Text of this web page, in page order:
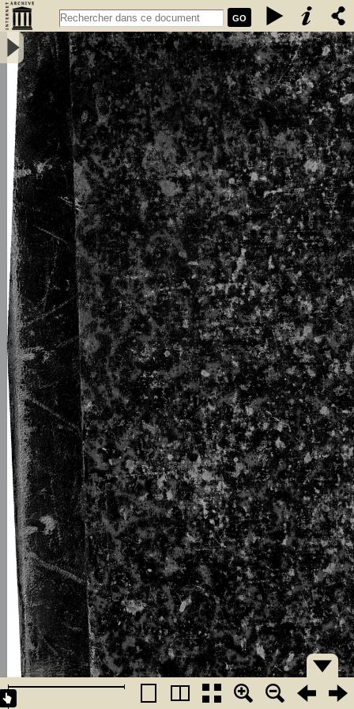
GO
L\'émigration bretonne en Armorique du Ve au VIIe siècle de notre
ère : thèse pour le doctorat - Loth, Joseph (1847-1934)